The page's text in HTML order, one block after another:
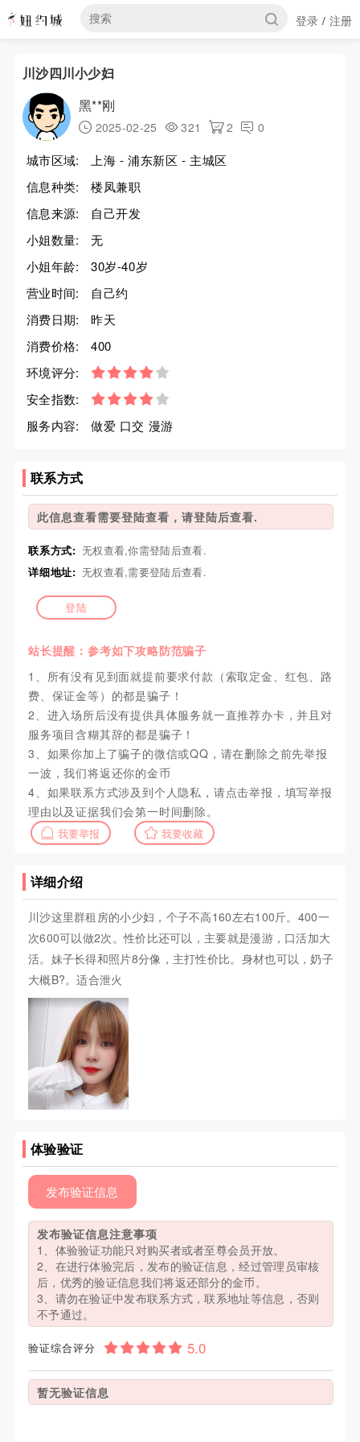
登录 / 注册
川沙四川小少妇
黑**刚
2025-02-25 321 2 0
城市区域:
上海 - 浦东新区 - 主城区
信息种类:
楼凤兼职
信息来源:
自己开发
小姐数量:
无
小姐年龄:
30岁-40岁
营业时间:
自己约
消费日期:
昨天
消费价格:
400
环境评分:
安全指数:
服务内容:
做爱 口交 漫游
联系方式
此信息查看需要登陆查看，请登陆后查看.
联系方式: 无权查看,你需登陆后查看.
详细地址: 无权查看,需要登陆后查看.
登陆
站长提醒：参考如下攻略防范骗子
1、所有没有见到面就提前要求付款（索取定金、红包、路
费、保证金等）的都是骗子！
2、进入场所后没有提供具体服务就一直推荐办卡，并且对
服务项目含糊其辞的都是骗子！
3、如果你加上了骗子的微信或QQ，请在删除之前先举报
一波，我们将返还你的金币
4、如果联系方式涉及到个人隐私，请点击举报，填写举报
理由以及证据我们会第一时间删除。
我要举报 我要收藏
详细介绍
川沙这里群租房的小少妇，个子不高160左右100斤。400一
次600可以做2次。性价比还可以，主要就是漫游，口活加大
活。妹子长得和照片8分像，主打性价比。身材也可以，奶子
大概B?。适合泄火
体验验证
发布验证信息
发布验证信息注意事项
1、体验验证功能只对购买者或者至尊会员开放。
2、在进行体验完后，发布的验证信息，经过管理员审核
后，优秀的验证信息我们将返还部分的金币。
3、请勿在验证中发布联系方式，联系地址等信息，否则
不予通过。
验证综合评分
暂无验证信息